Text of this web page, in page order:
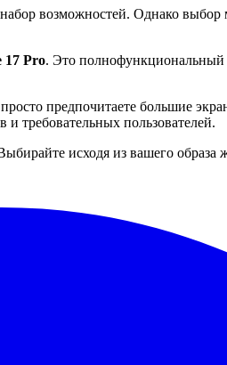
возможностей. Однако выбор
17 Pro. Это полнофункциональный
предпочитаете большие
требовательных пользователей.
исходя из вашего образа